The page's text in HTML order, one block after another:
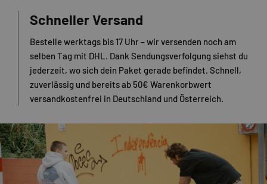
Schneller Versand
Bestelle werktags bis 17 Uhr – wir versenden noch am
selben Tag mit DHL. Dank Sendungsverfolgung siehst du
jederzeit, wo sich dein Paket gerade befindet. Schnell,
zuverlässig und bereits ab 50€ Warenkorbwert
versandkostenfrei in Deutschland und Österreich.